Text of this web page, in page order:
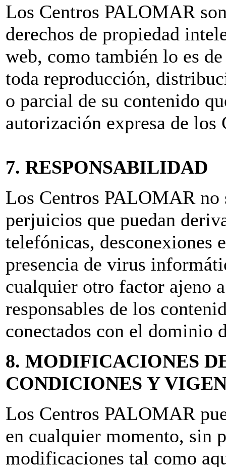
Los Centros PALOMAR
derechos de propiedad
web, como también lo es
toda reproducción,
o parcial de su contenido
autorización expresa de
7. RESPONSABILIDAD
Los Centros PALOMAR no
perjuicios que puedan
telefónicas, desconexiones
presencia de virus
cualquier otro factor ajeno
responsables de los
conectados con el dominio
8. MODIFICACIONES
CONDICIONES Y
Los Centros PALOMAR
en cualquier momento, sin
modificaciones tal como